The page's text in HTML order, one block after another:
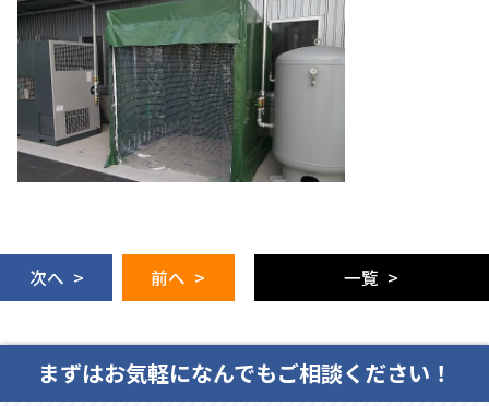
次へ > 前へ > 一覧 >
まずはお気軽になんでもご相談ください！